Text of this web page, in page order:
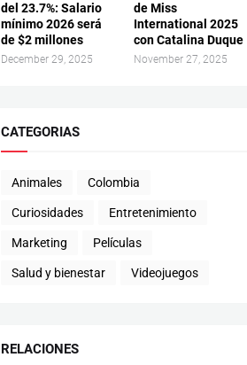
del 23.7%: Salario
mínimo 2026 será
de $2 millones
December 29, 2025
de Miss
International 2025
con Catalina Duque
November 27, 2025
CATEGORIAS
Animales Colombia
Curiosidades Entretenimiento
Marketing Películas
Salud y bienestar Videojuegos
RELACIONES